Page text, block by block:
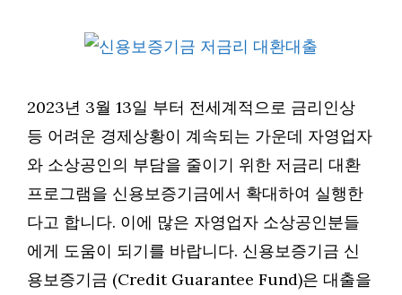
2023년 3월 13일 부터 전세계적으로 금리인상
등 어려운 경제상황이 계속되는 가운데 자영업자
와 소상공인의 부담을 줄이기 위한 저금리 대환
프로그램을 신용보증기금에서 확대하여 실행한
다고 합니다. 이에 많은 자영업자 소상공인분들
에게 도움이 되기를 바랍니다. 신용보증기금 신
용보증기금 (Credit Guarantee Fund)은 대출을